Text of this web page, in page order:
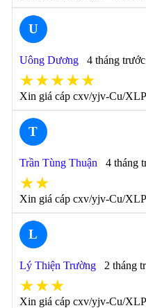
U
Uông Dương 4 tháng trước
★★★★★
Xin giá cáp cxv/yjv-Cu/
T
Trần Tùng Thuận 4 tháng
★★
Xin giá cáp cxv/yjv-Cu/
L
Lý Thiện Trường 2 tháng
★★★
Xin giá cáp cxv/yjv-Cu/